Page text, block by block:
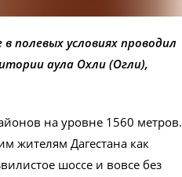
полевых условиях проводил
аула Охли (Огли),
на уровне 1560 метров.
жителям Дагестана как
шоссе и вовсе без